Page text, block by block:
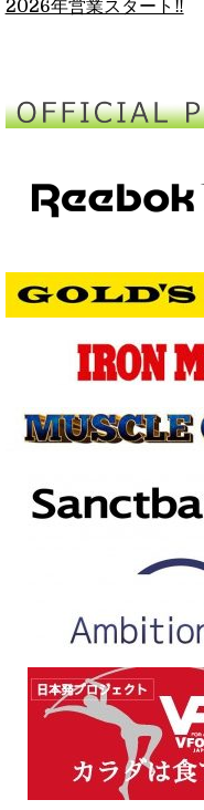
2026年営業スタート‼︎